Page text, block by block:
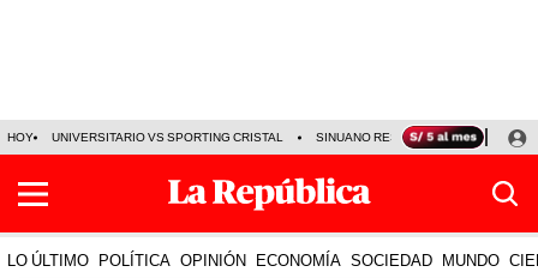
HOY UNIVERSITARIO VS SPORTING CRISTAL SINUANO RESULTADOS HOY
LO ÚLTIMO POLÍTICA OPINIÓN ECONOMÍA SOCIEDAD MUNDO